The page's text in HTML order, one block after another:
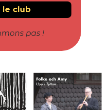
pas !